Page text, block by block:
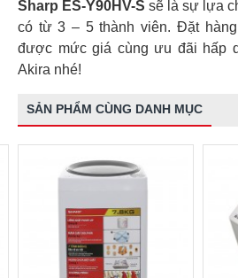
Sharp ES-Y90HV-S sẽ là sự lựa
có từ 3 – 5 thành viên. Đặt
được mức giá cùng ưu đãi hấp
Akira nhé!
SẢN PHẨM CÙNG DANH MỤC